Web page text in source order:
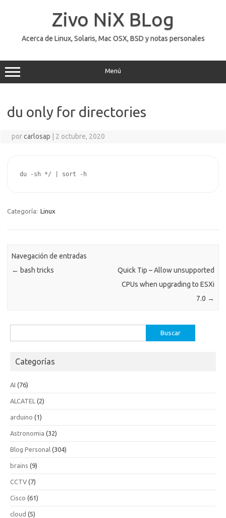
Zivo NiX BLog
Acerca de Linux, Solaris, Mac OSX, BSD y notas personales
Menú
du only for directories
porcarlosap 2 octubre, 2020
du -sh */ | sort -h
Categoría: Linux
Navegación de entradas
← bash tricks
Quick Tip – Allow unsupported
CPUs when upgrading to ESXi
7.0 →
Categorías
AI (76)
ALCATEL (2)
arduino (1)
Astronomia (32)
Blog Personal (304)
brains (9)
CCTV (7)
Cisco (61)
cloud (5)